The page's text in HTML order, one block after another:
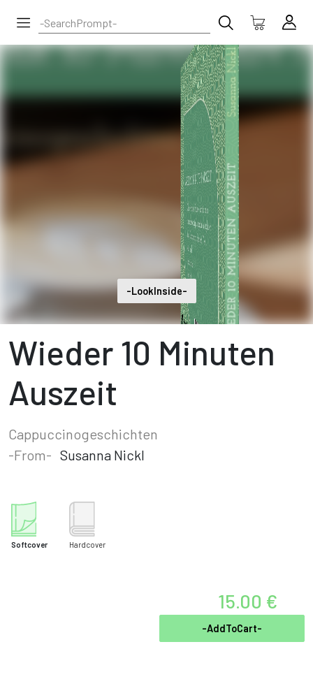
-LookInside-
Wieder 10 Minuten
Auszeit
Cappuccinogeschichten
-From- Susanna Nickl
Softcover Hardcover
15.00 €
-AddToCart-